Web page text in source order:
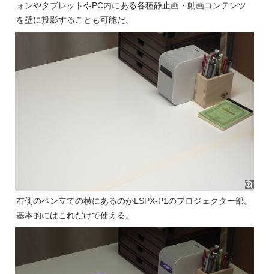
ォンやタブレットやPC内にある各種静止画・動画コンテンツ
を壁に投影することも可能だ。
右側のペン立ての横にあるのがLSPX-P1のプロジェクター部。
基本的にはこれだけで使える。